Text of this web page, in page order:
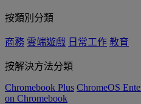
按類別分類
商務 雲端遊戲 日常工作 教育
按解決方法分類
Chromebook Plus ChromeOS
on Chromebook